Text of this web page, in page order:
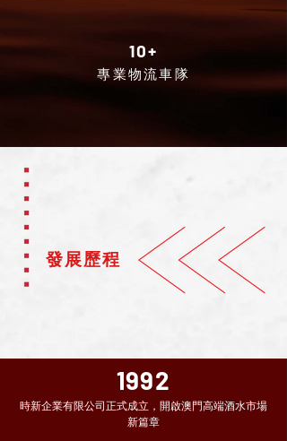
10+
專業物流車隊
發展歷程
1992
時新企業有限公司正式成立，開啟澳門高端酒水市場
新篇章